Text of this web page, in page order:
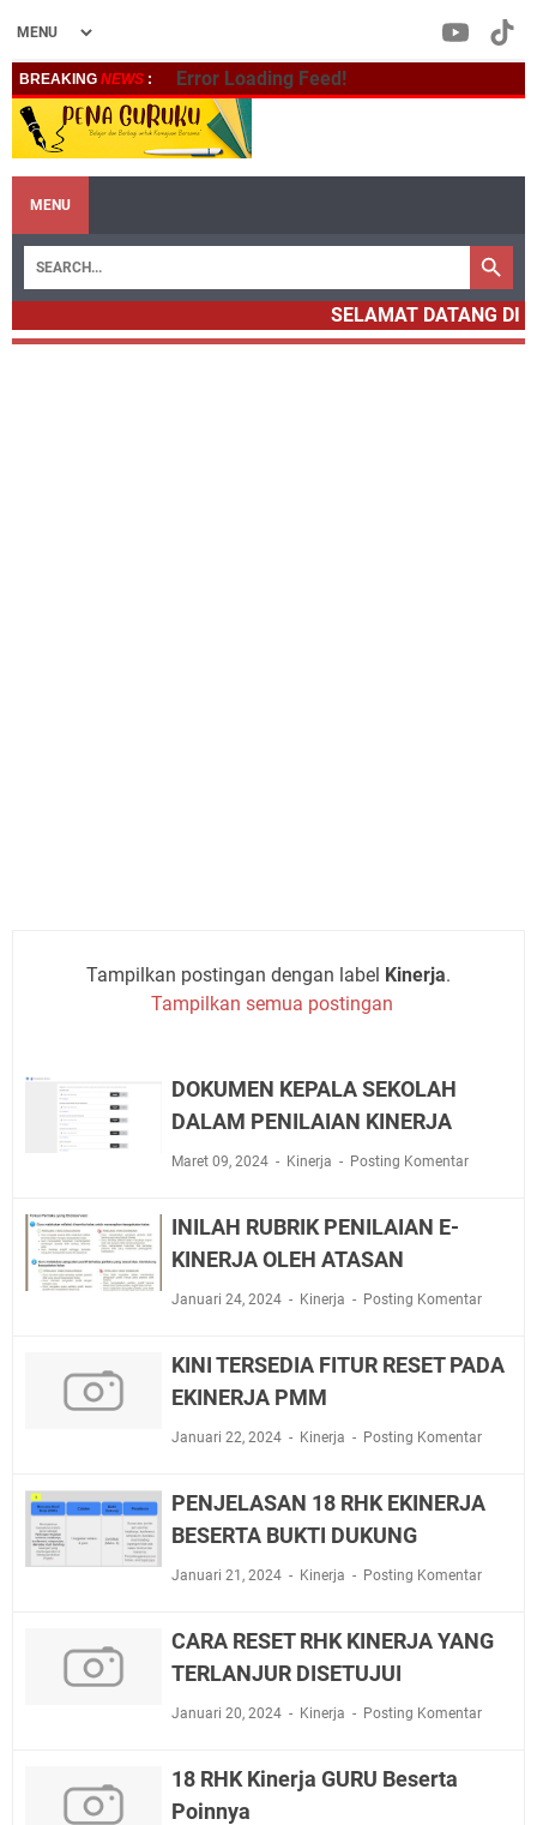
BREAKING NEWS : Error Loading Feed!
MENU
SELAMAT DATANG DI
Tampilkan postingan dengan label Kinerja.
Tampilkan semua postingan
DOKUMEN KEPALA SEKOLAH
DALAM PENILAIAN KINERJA
Maret 09, 2024 Kinerja Posting Komentar
INILAH RUBRIK PENILAIAN E-
KINERJA OLEH ATASAN
Januari 24, 2024 Kinerja Posting Komentar
KINI TERSEDIA FITUR RESET PADA
EKINERJA PMM
Januari 22, 2024 Kinerja Posting Komentar
PENJELASAN 18 RHK EKINERJA
BESERTA BUKTI DUKUNG
Januari 21, 2024 Kinerja Posting Komentar
CARA RESET RHK KINERJA YANG
TERLANJUR DISETUJUI
Januari 20, 2024 Kinerja Posting Komentar
18 RHK Kinerja GURU Beserta
Poinnya